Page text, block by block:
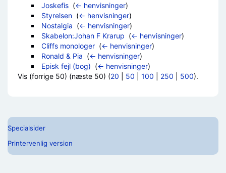
Joskefis‎ (← henvisninger)
Styrelsen‎ (← henvisninger)
Nostalgia (← henvisninger)
Skabelon:Johan F Krarup (← henvisninger)
Cliffs monologer‎ (← henvisninger)
Ronald & Pia (← henvisninger)
Episk fejl (bog) (← henvisninger)
Vis (forrige 50) (næste 50) (20 50 100 250 500).
Specialsider
Printervenlig version